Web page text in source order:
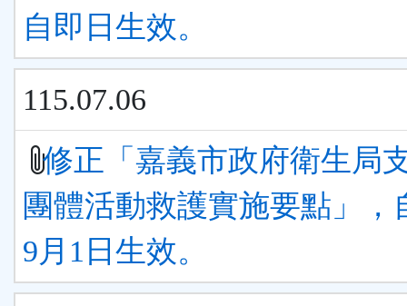
自即日生效。
115.07.06
修正「嘉義市政府衛生局
團體活動救護實施要點」，
9月1日生效。